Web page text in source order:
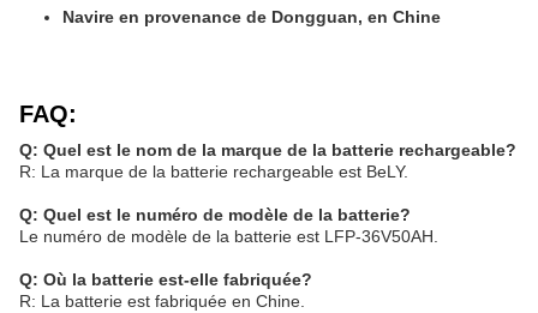
Navire en provenance de Dongguan, en Chine
FAQ:
Q: Quel est le nom de la marque de la batterie rechargeable?
R: La marque de la batterie rechargeable est BeLY.
Q: Quel est le numéro de modèle de la batterie?
Le numéro de modèle de la batterie est LFP-36V50AH.
Q: Où la batterie est-elle fabriquée?
R: La batterie est fabriquée en Chine.